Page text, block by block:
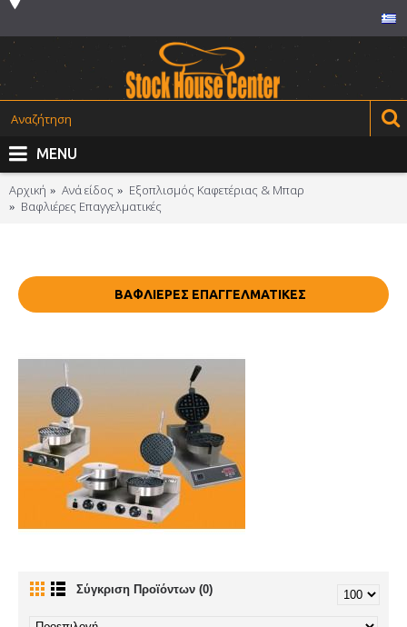
MENU
Αρχική Ανά είδος
Εξοπλισμός Καφετέριας & Μπαρ
Βαφλιέρες Επαγγελματικές
ΒΑΦΛΙΈΡΕΣ ΕΠΑΓΓΕΛΜΑΤΙΚΈΣ
Σύγκριση Προϊόντων (0)